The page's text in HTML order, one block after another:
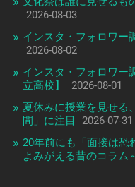
2026-08-03
インスタ・フォロワー
2026-08-02
インスタ・フォロワ
立高校】
2026-08-01
夏休みに授業を見せる
間」に注目
2026-07-31
20年前にも「面接は恐
よみがえる昔のコラム